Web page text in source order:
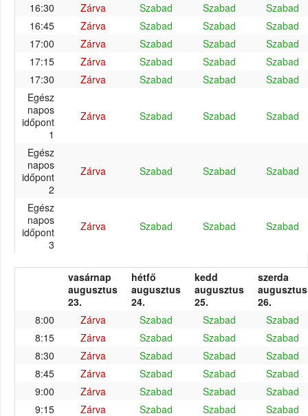
16:30 Zárva Szabad Szabad
Szabad
16:45
Zárva Szabad Szabad
Szabad
17:00
Zárva Szabad Szabad
Szabad
17:15
Zárva Szabad Szabad
Szabad
17:30
Zárva Szabad Szabad
Szabad
Egész
napos
időpont
1
Zárva Szabad Szabad Szabad
Egész
napos
időpont
2
Zárva Szabad Szabad Szabad
Egész
napos
időpont
3
Zárva Szabad Szabad Szabad
vasárnap
augusztus
23.
hétfő
augusztus
24.
kedd
augusztus
25.
szerda
augusztus
26.
8:00
Zárva Szabad Szabad
Szabad
8:15
Zárva Szabad Szabad
Szabad
8:30
Zárva Szabad Szabad
Szabad
8:45
Zárva Szabad Szabad
Szabad
9:00
Zárva Szabad Szabad
Szabad
9:15
Zárva Szabad Szabad
Szabad